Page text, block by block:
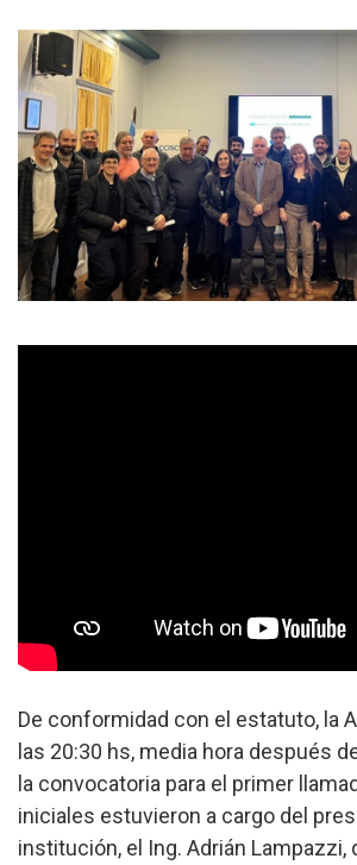
»
Salud
»
Cultura
»
Economía
Espectáculos
»
Internacionales
»
De conformidad con el estatuto, la
las 20:30 hs, media hora después
la convocatoria para el primer
iniciales estuvieron a cargo del
institución, el Ing. Adrián Lampazzi,